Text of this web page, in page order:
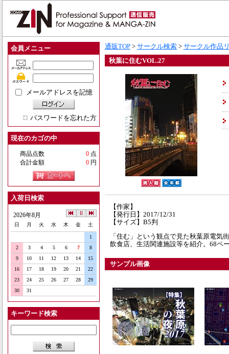
会員メニュー
メールアドレスを記憶
パスワードを忘れた方
現在のカゴの中
商品点数 0 点
合計金額
0 円
入荷日検索
2026年8月
日 月 火 水 木 金 土
1
2
3 4 5 6 7
8
9
10 11 12 13 14
15
16
17 18 19 20 21
22
23
24 25 26 27 28
29
30
31
キーワード検索
通販TOP > サークル検索 > サークル作品
秋葉に住むVOL.27
【作家】
【発行日】2017/12/31
【サイズ】B5判
「住む」という観点で見た秋葉原電気
飲食店、生活関連施設等を紹介。68ペ
サンプル画像